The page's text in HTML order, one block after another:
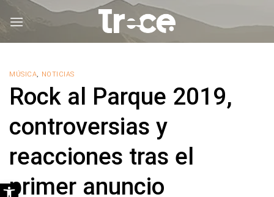
MÚSICA, NOTICIAS
Rock al Parque 2019,
controversias y
reacciones tras el
primer anuncio
Abrir barra de herramientas